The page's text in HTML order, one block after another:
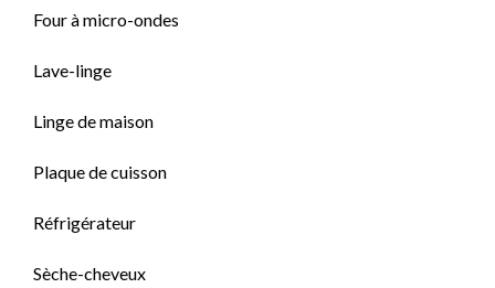
Four à micro-ondes
Lave-linge
Linge de maison
Plaque de cuisson
Réfrigérateur
Sèche-cheveux